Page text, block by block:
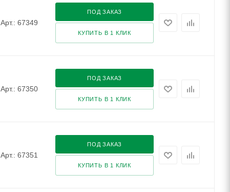
Арт.: 67349
ПОД ЗАКАЗ
КУПИТЬ В 1 КЛИК
Арт.: 67350
ПОД ЗАКАЗ
КУПИТЬ В 1 КЛИК
Арт.: 67351
ПОД ЗАКАЗ
КУПИТЬ В 1 КЛИК